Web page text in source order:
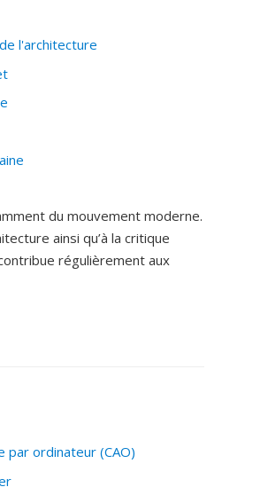
l'architecture
du mouvement moderne.
ainsi qu’à la critique
régulièrement aux
par ordinateur (CAO)